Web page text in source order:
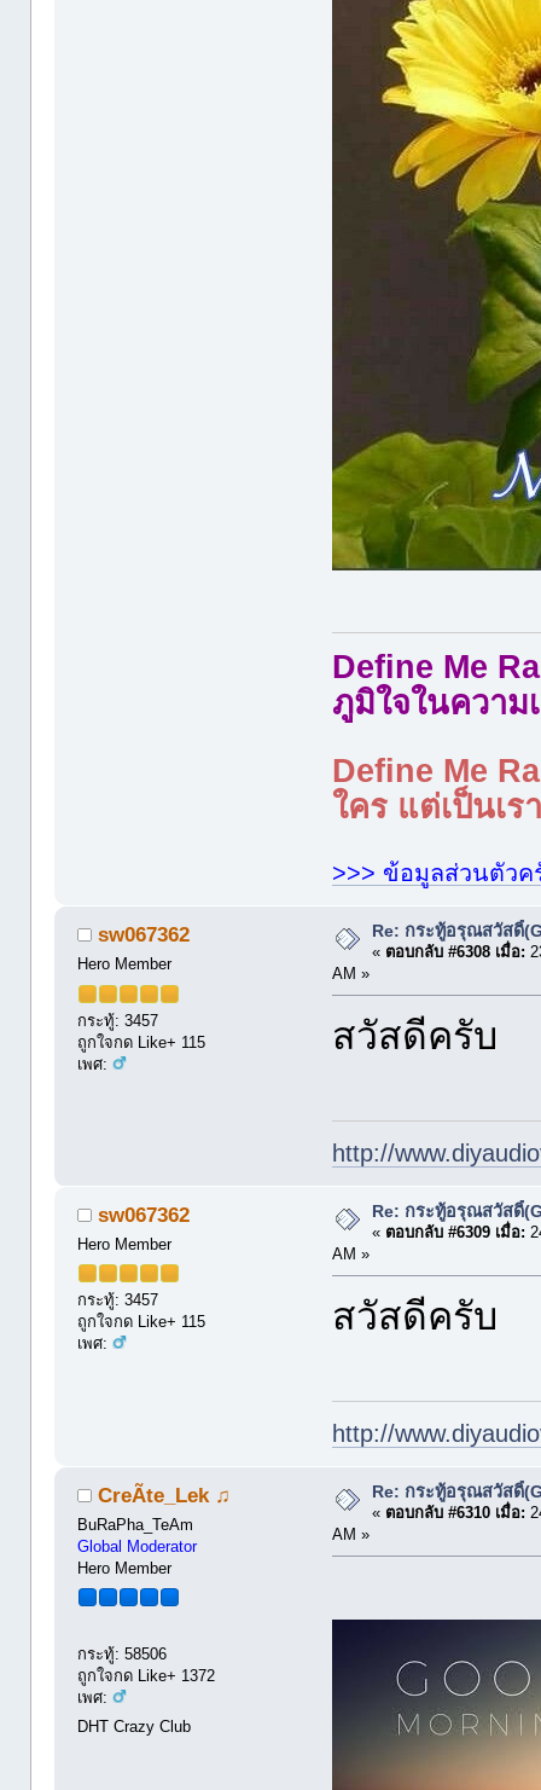
Define Me
ภูมิใจในความ
Define Me
ใคร แต่เป็นเ
>>> ข้อมูลส่วนตัวค
sw067362
Hero Member
กระทู้: 3457
ถูกใจกด Like+ 115
เพศ:
Re: กระทู้อรุณสวัสดิ์
« ตอบกลับ #6308 เมื่อ:
AM »
สวัสดีครับ
http://
sw067362
Hero Member
กระทู้: 3457
ถูกใจกด Like+ 115
เพศ:
Re: กระทู้อรุณสวัสดิ์
« ตอบกลับ #6309 เมื่อ:
AM »
สวัสดีครับ
http://
CreÃte_Lek ♫
BuRaPha_TeAm
Global Moderator
Hero Member
กระทู้: 58506
ถูกใจกด Like+ 1372
เพศ:
DHT Crazy Club
Re: กระทู้อรุณสวัสดิ์
« ตอบกลับ #6310 เมื่อ:
AM »